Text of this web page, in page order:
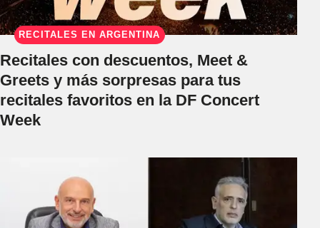
RECITALES EN ARGENTINA
Recitales con descuentos, Meet &
Greets y más sorpresas para tus
recitales favoritos en la DF Concert
Week